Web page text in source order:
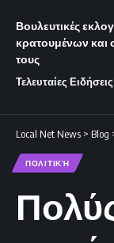
Βουλευτικές
κρατουμένων και
τους
Τελευταίες Ειδήσεις
Local Net News > Blog
ΠΟΛΙΤΙΚΉ